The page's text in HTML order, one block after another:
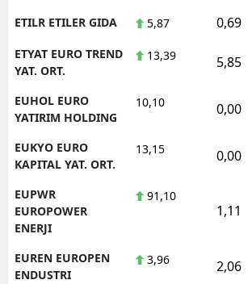
ETILR ETILER GIDA 5,87 0,69
ETYAT EURO TREND
YAT. ORT.
13,39 5,85
EUHOL EURO
YATIRIM HOLDING
10,10 0,00
EUKYO EURO
KAPITAL YAT. ORT.
13,15 0,00
EUPWR
EUROPOWER
ENERJI
91,10
1,11
EUREN EUROPEN
ENDUSTRI
3,96 2,06